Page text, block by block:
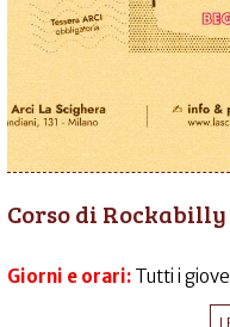
Corso di
Giorni e orari: Tutti i